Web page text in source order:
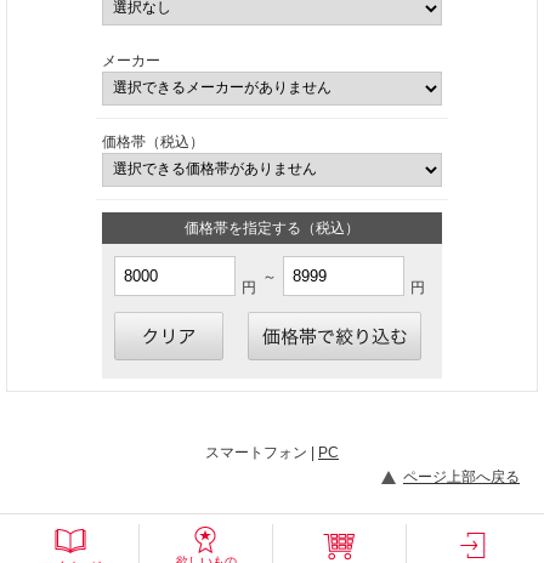
メーカー
価格帯（税込）
価格帯を指定する（税込）
円
～
円
スマートフォン | PC
ページ上部へ戻る